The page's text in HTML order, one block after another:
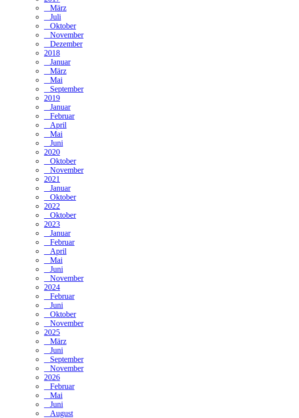
März
Juli
Oktober
November
Dezember
2018
Januar
März
Mai
September
2019
Januar
Februar
April
Mai
Juni
2020
Oktober
November
2021
Januar
Oktober
2022
Oktober
2023
Januar
Februar
April
Mai
Juni
November
2024
Februar
Juni
Oktober
November
2025
März
Juni
September
November
2026
Februar
Mai
Juni
August